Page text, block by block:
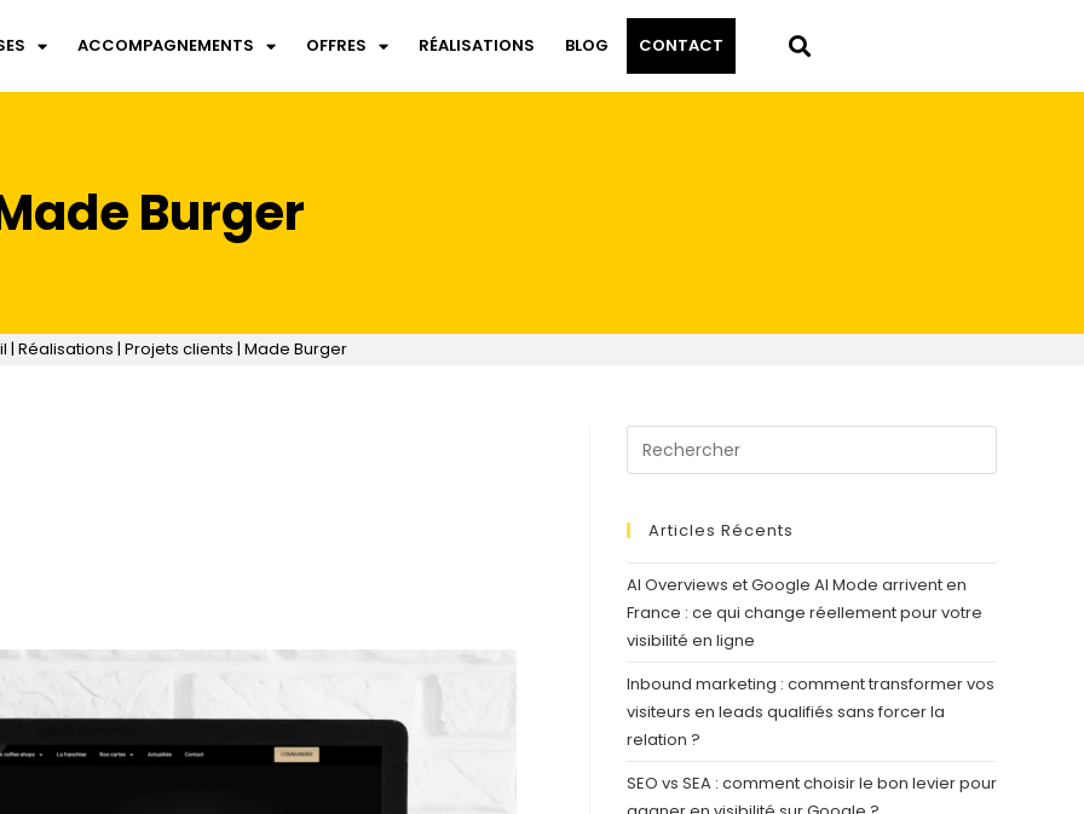
ACCOMPAGNEMENTS OFFRES RÉALISATIONS BLOG CONTACT
Burger
| Réalisations | Projets clients | Made Burger
Articles Récents
AI Overviews et Google AI Mode arrivent en
France : ce qui change réellement pour votre
visibilité en ligne
Inbound marketing : comment transformer vos
visiteurs en leads qualifiés sans forcer la
relation ?
SEO vs SEA : comment choisir le bon levier pour